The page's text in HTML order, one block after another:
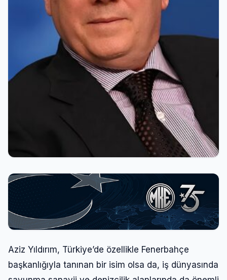
Aziz Yıldırım, Türkiye’de özellikle Fenerbahçe
başkanlığıyla tanınan bir isim olsa da, iş dünyasında